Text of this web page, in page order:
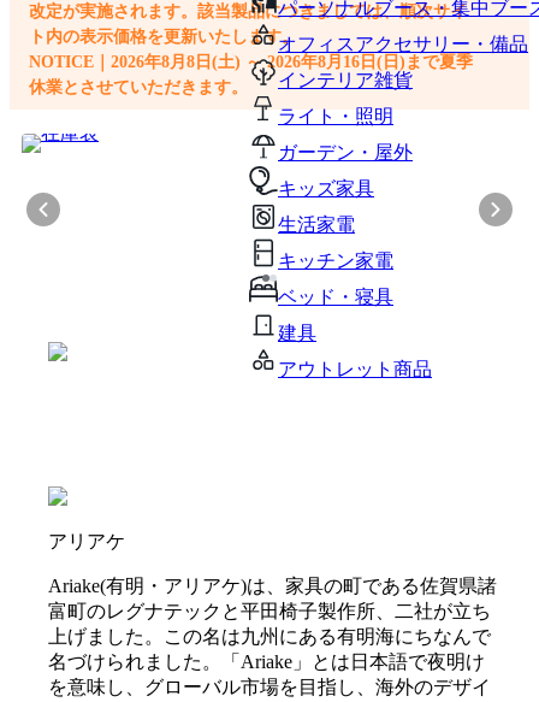
パーソナルブース・集中ブー
オフィスアクセサリー・備品
インテリア雑貨
ライト・照明
ガーデン・屋外
キッズ家具
生活家電
キッチン家電
ベッド・寝具
建具
アウトレット商品
改定が実施されます。該当製品につきましては、順次サイ
ト内の表示価格を更新いたします。
NOTICE｜2026年8月8日(土) ～ 2026年8月16日(日)まで夏季
休業とさせていただきます。
アリアケ
Ariake(有明・アリアケ)は、家具の町である佐賀県諸
富町のレグナテックと平田椅子製作所、二社が立ち
上げました。この名は九州にある有明海にちなんで
名づけられました。「Ariake」とは日本語で夜明け
を意味し、グローバル市場を目指し、海外のデザイ